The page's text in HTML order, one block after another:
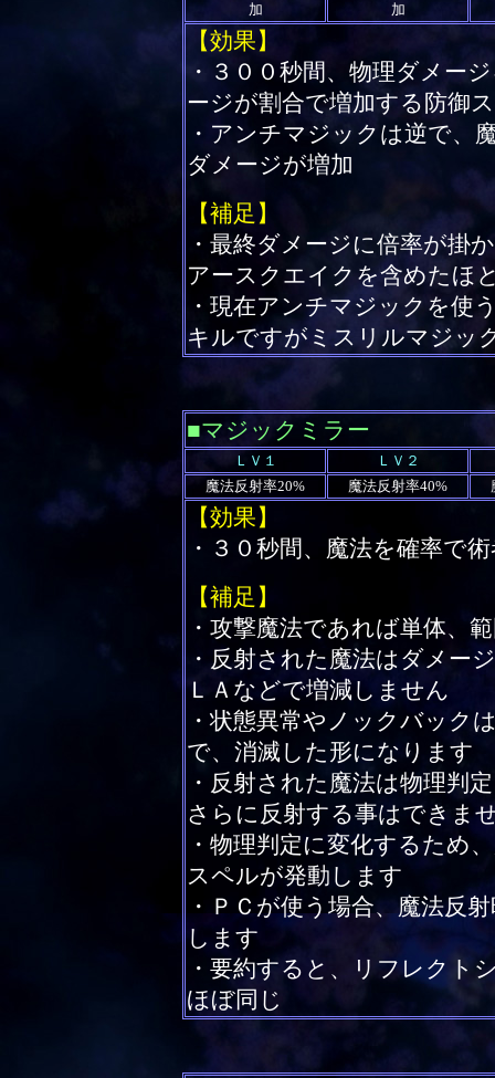
加
加
【効果】
・３００秒間、物理ダメー
ージが割合で増加する防御
・アンチマジックは逆で、
ダメージが増加
【補足】
・最終ダメージに倍率が掛
アースクエイクを含めたほ
・現在アンチマジックを使
キルですがミスリルマジッ
■マジックミラー
ＬＶ１
ＬＶ２
魔法反射率20%
魔法反射率40%
【効果】
・３０秒間、魔法を確率で
【補足】
・攻撃魔法であれば単体、
・反射された魔法はダメー
ＬＡなどで増減しません
・状態異常やノックバック
で、消滅した形になります
・反射された魔法は物理判
さらに反射する事はできま
・物理判定に変化するため
スペルが発動します
・ＰＣが使う場合、魔法反
します
・要約すると、リフレクト
ほぼ同じ